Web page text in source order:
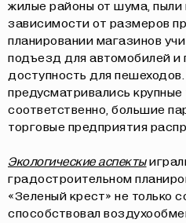
жилые районы от шума, пыли
зависимости от размеров
планировании магазинов
подъезд для автомобилей и
доступность для
предусматривались крупные
соответственно, большие
торговые предприятия
Экологические аспекты
градостроительном
«Зеленый крест» не только
способствовал